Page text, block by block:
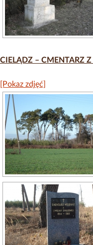
CIELĄDZ – CMENTARZ
[Pokaz zdjęć]